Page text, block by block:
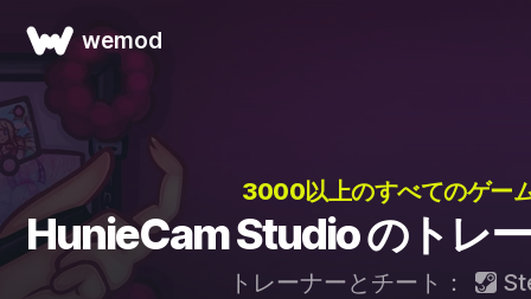
wemod
3000以上のすべてのゲー
HunieCam Studio のトレ
トレーナーとチート：